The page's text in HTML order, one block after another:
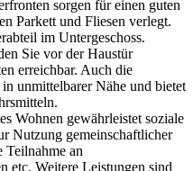
sorgen für einen guten
Parkett und Fliesen verlegt.
im Untergeschoss.
Sie vor der Haustür
erreichbar. Auch die
unmittelbarer Nähe und bietet
Wohnen gewährleistet soziale
Nutzung gemeinschaftlicher
Teilnahme an
etc. Weitere Leistungen sind